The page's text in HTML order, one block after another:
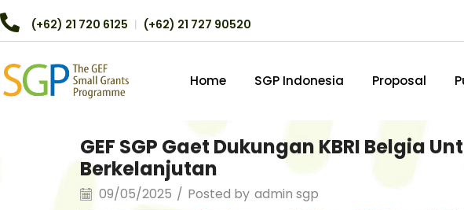
(+62) 21 720 6125 ︱ (+62) 21 727 90520
Home SGP Indonesia Proposal
GEF SGP Gaet Dukungan KBRI Belgia
Berkelanjutan
09/05/2025 / Posted by admin sgp